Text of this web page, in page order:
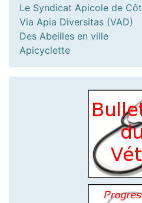
Le Syndicat Apicole de
Via Apia Diversitas (VAD)
Des Abeilles en ville
Apicyclette